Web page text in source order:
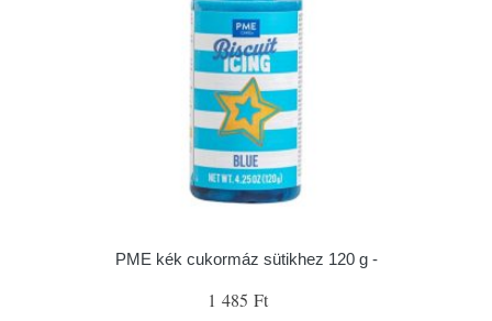
PME kék cukormáz sütikhez 120 g -
1 485 Ft